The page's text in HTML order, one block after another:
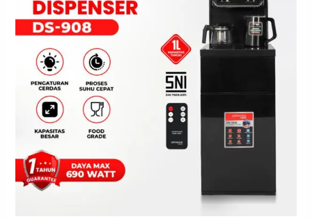
Distributor
Resmi